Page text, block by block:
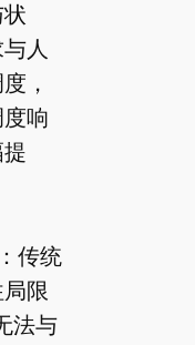
人
，
响
传统
限
法与